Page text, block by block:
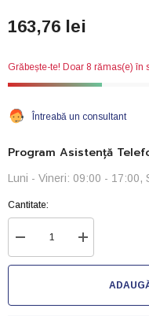
163,76 lei
Grăbește-te! Doar 8 rămas(e) în
Întreabă un consultant
Program Asistență
Luni - Vineri: 09:00 - 17:00,
Cantitate:
Reduceți
cantitatea
pentru
Creșteți
cantitatea
pentru
Premium